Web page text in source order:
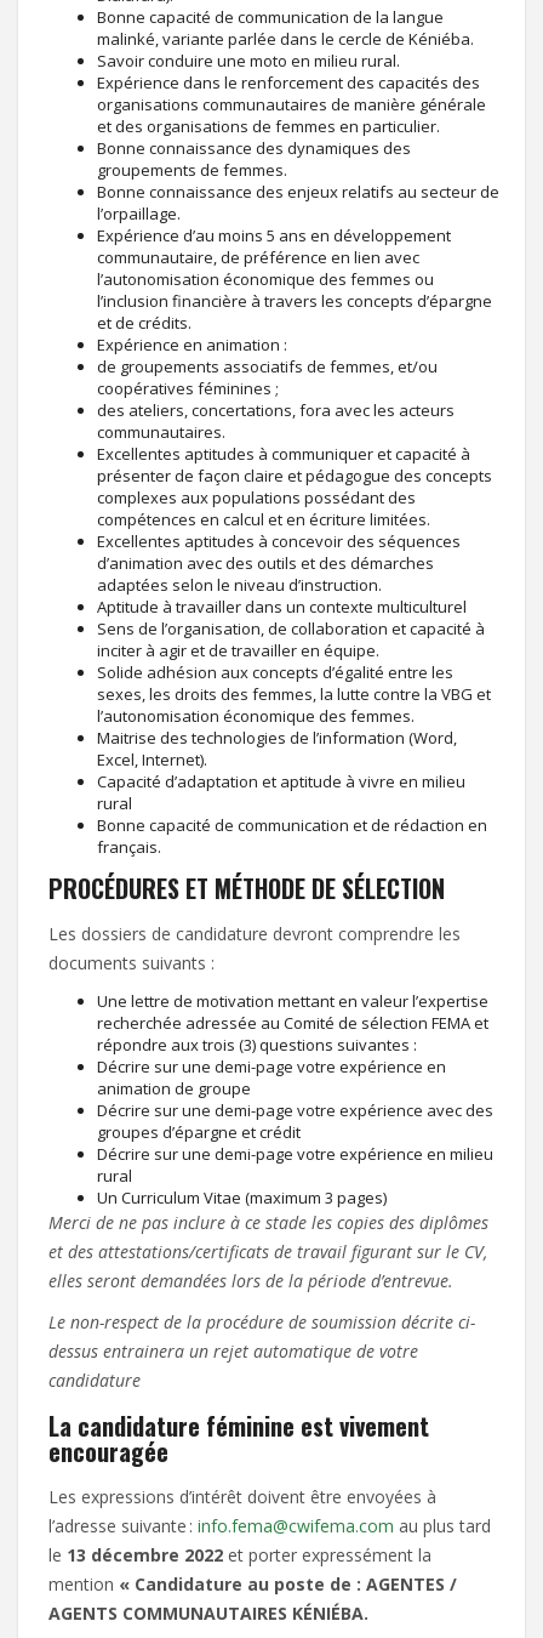
Bonne capacité de communication de la langue
malinké, variante parlée dans le cercle de Kéniéba.
Savoir conduire une moto en milieu rural.
Expérience dans le renforcement des capacités des
organisations communautaires de manière générale
et des organisations de femmes en particulier.
Bonne connaissance des dynamiques des
groupements de femmes.
Bonne connaissance des enjeux relatifs au secteur de
l’orpaillage.
Expérience d’au moins 5 ans en développement
communautaire, de préférence en lien avec
l’autonomisation économique des femmes ou
l’inclusion financière à travers les concepts d’épargne
et de crédits.
Expérience en animation :
de groupements associatifs de femmes, et/ou
coopératives féminines ;
des ateliers, concertations, fora avec les acteurs
communautaires.
Excellentes aptitudes à communiquer et capacité à
présenter de façon claire et pédagogue des concepts
complexes aux populations possédant des
compétences en calcul et en écriture limitées.
Excellentes aptitudes à concevoir des séquences
d’animation avec des outils et des démarches
adaptées selon le niveau d’instruction.
Aptitude à travailler dans un contexte multiculturel
Sens de l’organisation, de collaboration et capacité à
inciter à agir et de travailler en équipe.
Solide adhésion aux concepts d’égalité entre les
sexes, les droits des femmes, la lutte contre la VBG et
l’autonomisation économique des femmes.
Maitrise des technologies de l’information (Word,
Excel, Internet).
Capacité d’adaptation et aptitude à vivre en milieu
rural
Bonne capacité de communication et de rédaction en
français.
PROCÉDURES ET MÉTHODE DE SÉLECTION
Les dossiers de candidature devront comprendre les
documents suivants :
Une lettre de motivation mettant en valeur l’expertise
recherchée adressée au Comité de sélection FEMA et
répondre aux trois (3) questions suivantes :
Décrire sur une demi-page votre expérience en
animation de groupe
Décrire sur une demi-page votre expérience avec des
groupes d’épargne et crédit
Décrire sur une demi-page votre expérience en milieu
rural
Un Curriculum Vitae (maximum 3 pages)
Merci de ne pas inclure à ce stade les copies des diplômes
et des attestations/certificats de travail figurant sur le CV,
elles seront demandées lors de la période d’entrevue.
Le non-respect de la procédure de soumission décrite ci-
dessus entrainera un rejet automatique de votre
candidature
La candidature féminine est vivement
encouragée
Les expressions d’intérêt doivent être envoyées à
l’adresse suivante : info.fema@cwifema.com au plus tard
le 13 décembre 2022 et porter expressément la
mention « Candidature au poste de : AGENTES /
AGENTS COMMUNAUTAIRES KÉNIÉBA.